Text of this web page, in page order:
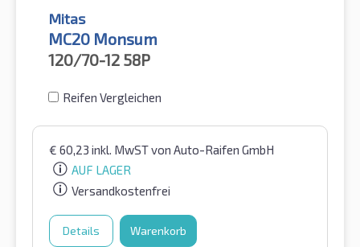
Mitas
MC20 Monsum
120/70-12 58P
Reifen Vergleichen
€ 60,23 inkl. MwSTvon Auto-Raifen GmbH
AUF LAGER
Versandkostenfrei
Details Warenkorb